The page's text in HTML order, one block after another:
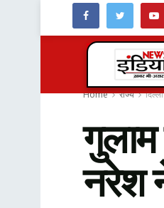
Home राज्य दिल्ली
गुलाम
नरेश